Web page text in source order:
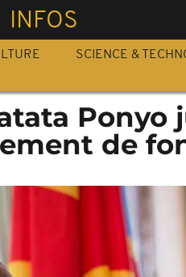
INFOS
SCIENCE &
de